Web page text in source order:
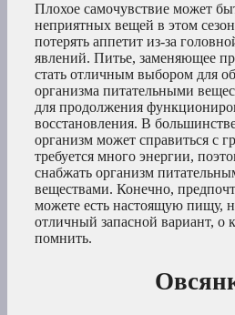
Плохое самочувствие может
неприятных вещей в этом
потерять аппетит из-за
явлений. Питье, заменяющее
стать отличным выбором для
организма питательными
для продолжения
восстановления. В
организм может справиться с
требуется много энергии,
снабжать организм
веществами. Конечно,
можете есть настоящую пищу,
отличный запасной вариант, о
помнить.